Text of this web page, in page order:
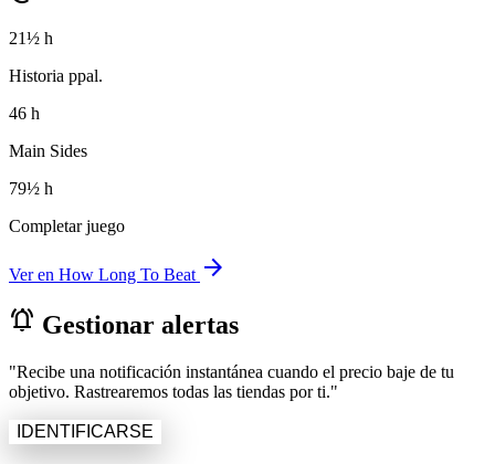
21½ h
Historia ppal.
46 h
Main Sides
79½ h
Completar juego
Ver en How Long To Beat arrow_forward
notifications_active Gestionar alertas
"Recibe una notificación instantánea cuando el precio baje de tu
objetivo. Rastrearemos todas las tiendas por ti."
IDENTIFICARSE